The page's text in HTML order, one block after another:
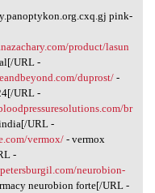
pink-
product/lasun
URL -
duprost/-
URL -
br
URL -
vermox/- vermox
-
neurobion-
neurobion forte[/URL -